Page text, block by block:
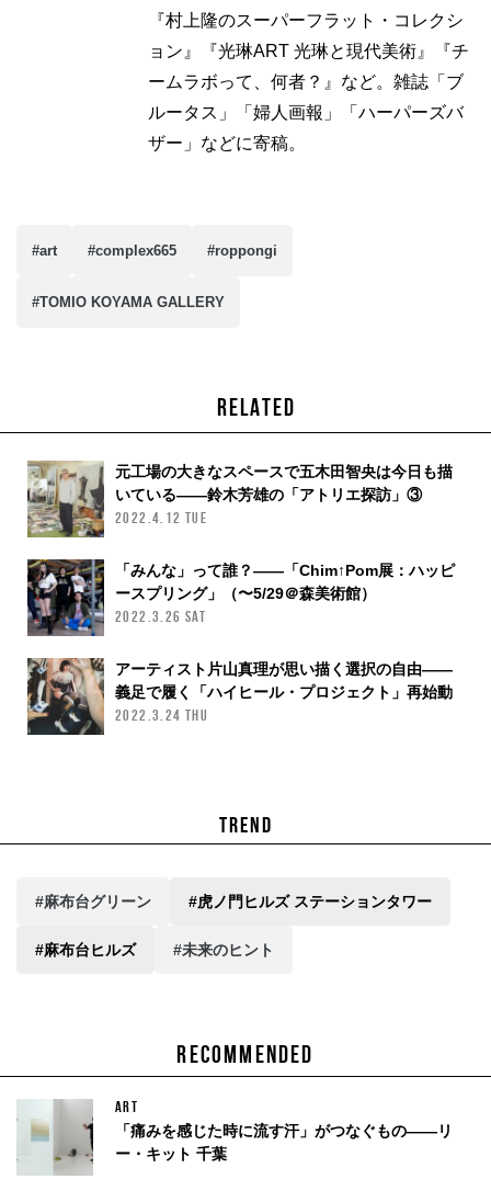
『村上隆のスーパーフラット・コレクシ
ョン』『光琳ART 光琳と現代美術』『チ
ームラボって、何者？』など。雑誌「ブ
ルータス」「婦人画報」「ハーパーズバ
ザー」などに寄稿。
#art #complex665 #roppongi
#TOMIO KOYAMA GALLERY
RELATED
元工場の大きなスペースで五木田智央は今日も描
いている——鈴木芳雄の「アトリエ探訪」③
2022.4.12 TUE
「みんな」って誰？——「Chim↑Pom展：ハッピ
ースプリング」（〜5/29＠森美術館）
2022.3.26 SAT
アーティスト片山真理が思い描く選択の自由——
義足で履く「ハイヒール・プロジェクト」再始動
2022.3.24 THU
RECOMMENDED
ART
「痛みを感じた時に流す汗」がつなぐもの——リ
ー・キット 千葉
TREND
#麻布台グリーン #虎ノ門ヒルズ ステーションタワー
#麻布台ヒルズ #未来のヒント